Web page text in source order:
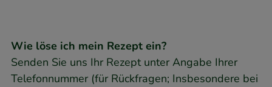
Wie löse ich mein Rezept ein?
Senden Sie uns Ihr Rezept unter Angabe Ihrer
Telefonnummer (für Rückfragen; Insbesondere bei